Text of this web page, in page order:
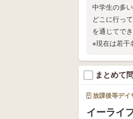
中学生の多
どこに行っ
を通じてで
※現在は若干
まとめて
放課後等デイ
イーライ